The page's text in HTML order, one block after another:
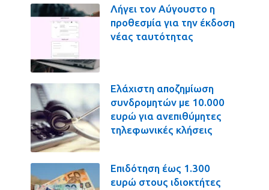
Λήγει τον Αύγουστο η
προθεσμία για την έκδοση
νέας ταυτότητας
Ελάχιστη αποζημίωση
συνδρομητών με 10.000
ευρώ για ανεπιθύμητες
τηλεφωνικές κλήσεις
Επιδότηση έως 1.300
ευρώ στους ιδιοκτήτες